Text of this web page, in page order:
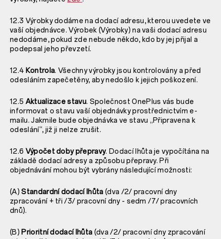
12.3 Výrobky dodáme na dodací adresu, kterou uvedete ve
vaší objednávce. Výrobek (Výrobky) na vaši dodací adresu
nedodáme, pokud zde nebude někdo, kdo by jej přijal a
podepsal jeho převzetí.
12.4 Kontrola. Všechny výrobky jsou kontrolovány a před
odesláním zapečetěny, aby nedošlo k jejich poškození.
12.5 Aktualizace stavu. Společnost OnePlus vás bude
informovat o stavu vaší objednávky prostřednictvím e-
mailu. Jakmile bude objednávka ve stavu „Připravena k
odeslání“, již ji nelze zrušit.
12.6 Výpočet doby přepravy. Dodací lhůta je vypočítána na
základě dodací adresy a způsobu přepravy. Při
objednávání mohou být vybrány následující možnosti:
(A)Standardní dodací lhůta (dva /2/ pracovní dny
zpracování + tři /3/ pracovní dny - sedm /7/ pracovních
dnů).
(B) Prioritní dodací lhůta (dva /2/ pracovní dny zpracování